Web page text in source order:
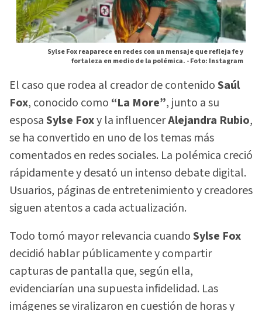
Sylse Fox reaparece en redes con un mensaje que refleja fe y
fortaleza en medio de la polémica. -Foto: Instagram
El caso que rodea al creador de contenidoSaúl
Fox, conocido como “La More”, junto a su
esposaSylse Foxy la influencerAlejandra Rubio,
se ha convertido en uno de los temas más
comentados en redes sociales. La polémica creció
rápidamente y desató un intenso debate digital.
Usuarios, páginas de entretenimiento y creadores
siguen atentos a cada actualización.
Todo tomó mayor relevancia cuandoSylse Fox
decidió hablar públicamente y compartir
capturas de pantalla que, según ella,
evidenciarían una supuesta infidelidad. Las
imágenes se viralizaron en cuestión de horas y